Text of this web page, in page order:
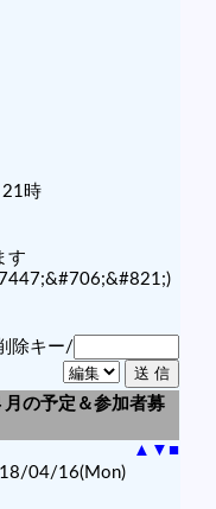
21時
す
除キー/
月の予定＆参加者募
▲ ▼ ■
04/16(Mon)